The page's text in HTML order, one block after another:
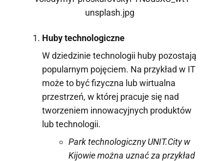
Huby technologiczne
W dziedzinie technologii huby pozostają
popularnym pojęciem. Na przykład w IT
może to być fizyczna lub wirtualna
przestrzeń, w której pracuje się nad
tworzeniem innowacyjnych produktów
lub technologii.
Park technologiczny UNIT.City w
Kijowie można uznać za przykład